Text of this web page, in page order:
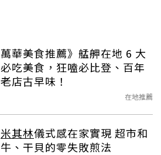
萬華美食推薦》艋舺在地 6 大
必吃美食，狂嗑必比登、百年
老店古早味！
在地推薦
米其林儀式感在家實現 超市和
牛、干貝的零失敗煎法